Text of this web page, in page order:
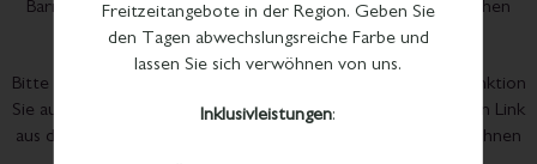
Barrieren im Rahmen unserer technischen und wirtschaftlichen
Möglichkeiten schnellstmöglich zu beheben.
Bitte teilen Sie uns mit, auf welcher Seite und bei welcher Funktion
Sie auf Barrieren gestoßen sind. Kopieren Sie dafür einfach den Link
aus der Adresszeile Ihres Browsers. Folgende Kanäle stehen Ihnen
Freitzeitangebote in der Region. Geben Sie
den Tagen abwechslungsreiche Farbe und
lassen Sie sich verwöhnen von uns.
Inklusivleistungen: